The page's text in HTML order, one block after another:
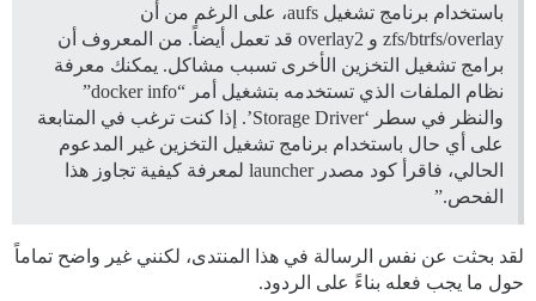
باستخدام برنامج تشغيل aufs، على الرغم من أن
zfs/btrfs/overlay و overlay2 قد تعمل أيضاً. من المعروف أن
برامج تشغيل التخزين الأخرى تسبب مشاكل. يمكنك معرفة
نظام الملفات الذي تستخدمه بتشغيل أمر “docker info”
والنظر في سطر ‘Storage Driver’. إذا كنت ترغب في المتابعة
على أي حال باستخدام برنامج تشغيل التخزين غير المدعوم
الحالي، فاقرأ كود مصدر launcher لمعرفة كيفية تجاوز هذا
الفحص.”
لقد بحثت عن نفس الرسالة في هذا المنتدى، لكنني غير واضح تماماً
حول ما يجب فعله بناءً على الردود.